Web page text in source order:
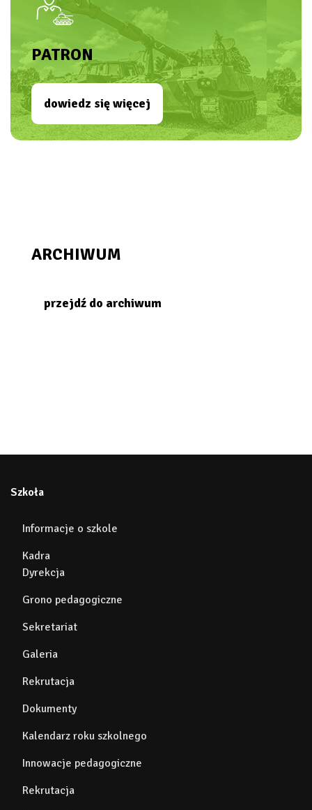
PATRON
dowiedz się więcej
ARCHIWUM
przejdź do archiwum
Szkoła
Informacje o szkole
Kadra
Dyrekcja
Grono pedagogiczne
Sekretariat
Galeria
Rekrutacja
Dokumenty
Kalendarz roku szkolnego
Innowacje pedagogiczne
Rekrutacja